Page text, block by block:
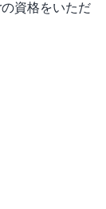
資格をいただ